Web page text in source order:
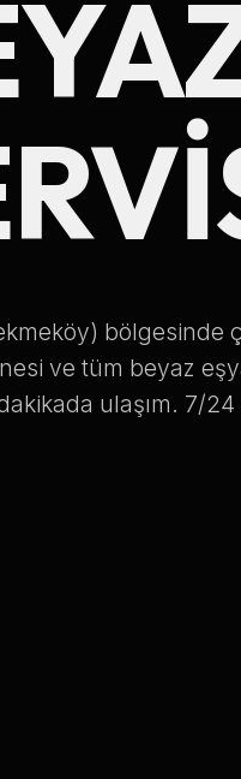
bölgesinde
ve tüm beyaz
ulaşım. 7/